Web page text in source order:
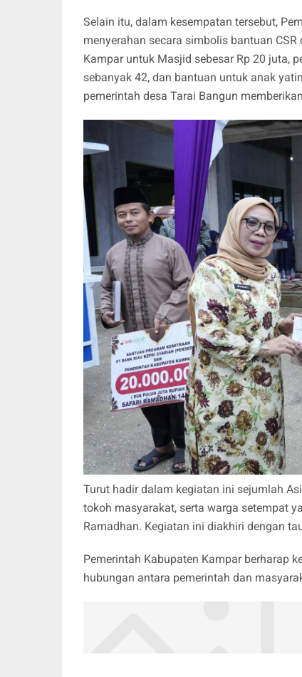
Selain itu, dalam kesempatan tersebut,
menyerahan secara simbolis bantuan
Kampar untuk Masjid sebesar Rp 20 juta,
sebanyak 42, dan bantuan untuk anak
pemerintah desa Tarai Bangun
Turut hadir dalam kegiatan ini sejumlah
tokoh masyarakat, serta warga setempat
Ramadhan. Kegiatan ini diakhiri dengan
Pemerintah Kabupaten Kampar berharap
hubungan antara pemerintah dan